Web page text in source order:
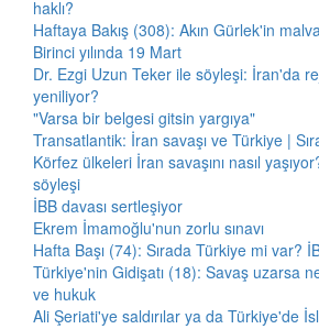
haklı?
Haftaya Bakış (308): Akın Gürlek'in
Birinci yılında 19 Mart
Dr. Ezgi Uzun Teker ile söyleşi: İran'da
yeniliyor?
"Varsa bir belgesi gitsin yargıya"
Transatlantik: İran savaşı ve Türkiye |
Körfez ülkeleri İran savaşını nasıl
söyleşi
İBB davası sertleşiyor
Ekrem İmamoğlu'nun zorlu sınavı
Hafta Başı (74): Sırada Türkiye mi var?
Türkiye'nin Gidişatı (18): Savaş uzarsa
ve hukuk
Ali Şeriati'ye saldırılar ya da Türkiye'de